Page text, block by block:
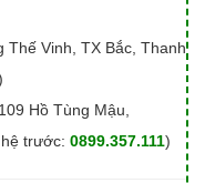
Thế Vinh, TX Bắc, Thanh
Hồ Tùng Mậu,
trước: 0899.357.111)